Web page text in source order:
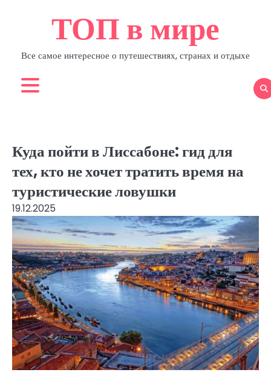
ТОП в мире
Все самое интересное о путешествиях, странах и отдыхе
Куда пойти в Лиссабоне: гид для
тех, кто не хочет тратить время на
туристические ловушки
19.12.2025